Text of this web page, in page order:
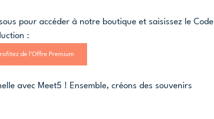
pour accéder à notre boutique et saisissez le Code
:
de l'Offre Premium
avec Meet5 ! Ensemble, créons des souvenirs